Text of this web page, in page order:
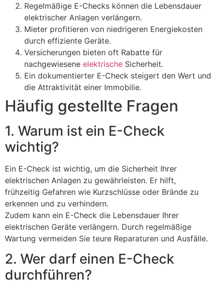
Regelmäßige E-Checks können die Lebensdauer
elektrischer Anlagen verlängern.
Mieter profitieren von niedrigeren Energiekosten
durch effiziente Geräte.
Versicherungen bieten oft Rabatte für
nachgewiesene elektrische Sicherheit.
Ein dokumentierter E-Check steigert den Wert und
die Attraktivität einer Immobilie.
Häufig gestellte Fragen
1. Warum ist ein E-Check
wichtig?
Ein E-Check ist wichtig, um die Sicherheit Ihrer
elektrischen Anlagen zu gewährleisten. Er hilft,
frühzeitig Gefahren wie Kurzschlüsse oder Brände zu
erkennen und zu verhindern.
Zudem kann ein E-Check die Lebensdauer Ihrer
elektrischen Geräte verlängern. Durch regelmäßige
Wartung vermeiden Sie teure Reparaturen und Ausfälle.
2. Wer darf einen E-Check
durchführen?